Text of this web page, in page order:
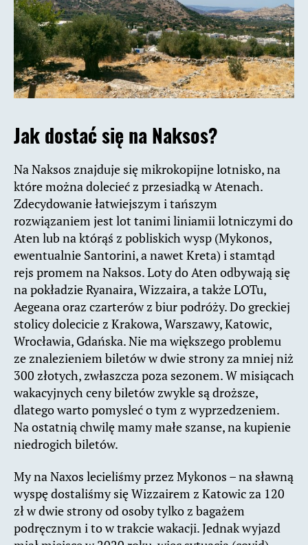
Jak dostać się na Naksos?
Na Naksos znajduje się mikrokopijne lotnisko, na
które można dolecieć z przesiadką w Atenach.
Zdecydowanie łatwiejszym i tańszym
rozwiązaniem jest lot tanimi liniamii lotniczymi do
Aten lub na którąś z pobliskich wysp (Mykonos,
ewentualnie Santorini, a nawet Kreta) i stamtąd
rejs promem na Naksos. Loty do Aten odbywają się
na pokładzie Ryanaira, Wizzaira, a także LOTu,
Aegeana oraz czarterów z biur podróży. Do greckiej
stolicy dolecicie z Krakowa, Warszawy, Katowic,
Wrocławia, Gdańska. Nie ma większego problemu
ze znalezieniem biletów w dwie strony za mniej niż
300 złotych, zwłaszcza poza sezonem. W misiącach
wakacyjnych ceny biletów zwykle są droższe,
dlatego warto pomysleć o tym z wyprzedzeniem.
Na ostatnią chwilę mamy małe szanse, na kupienie
niedrogich biletów.
My na Naxos lecieliśmy przez Mykonos – na sławną
wyspę dostaliśmy się Wizzairem z Katowic za 120
zł w dwie strony od osoby tylko z bagażem
podręcznym i to w trakcie wakacji. Jednak wyjazd